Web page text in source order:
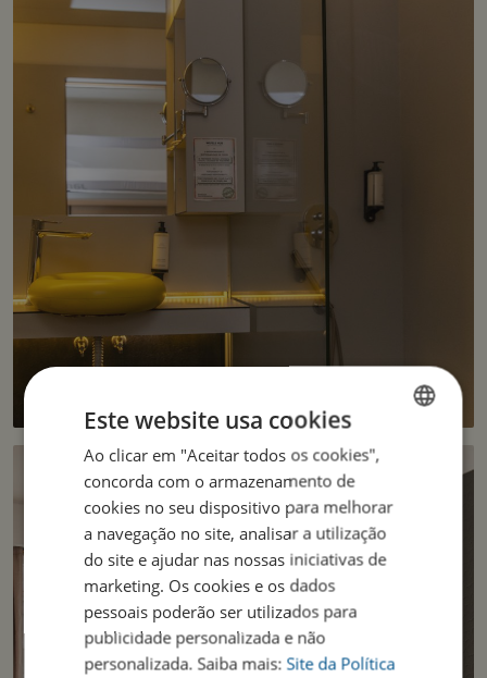
ENGLISH
PORTUGUESE
Este website usa cookies
Ao clicar em "Aceitar todos os cookies",
concorda com o armazenamento de
cookies no seu dispositivo para melhorar
a navegação no site, analisar a utilização
do site e ajudar nas nossas iniciativas de
marketing. Os cookies e os dados
pessoais poderão ser utilizados para
publicidade personalizada e não
personalizada. Saiba mais: Site da Política